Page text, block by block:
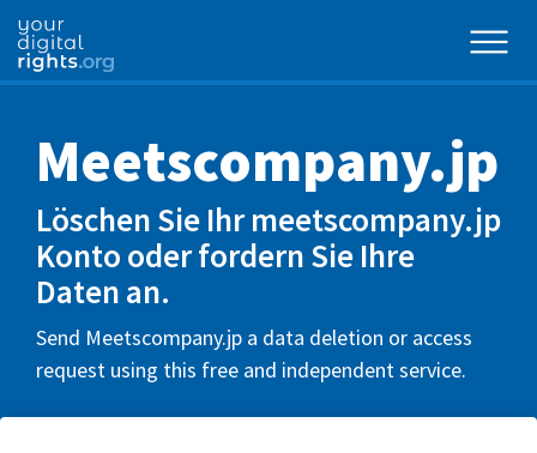
Meetscompany.jp
Löschen Sie Ihr meetscompany.jp
Konto oder fordern Sie Ihre
Daten an.
Send Meetscompany.jp a data deletion or access
request using this free and independent service.